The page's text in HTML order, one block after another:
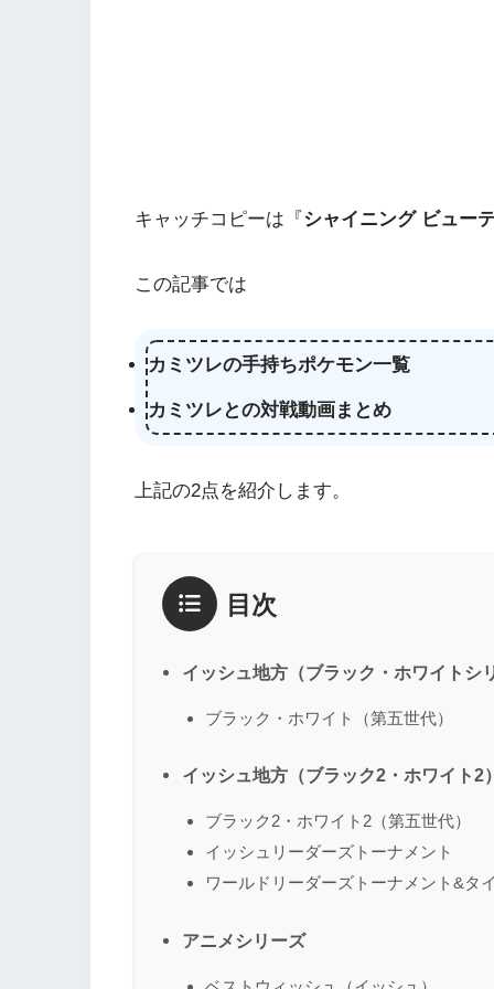
キャッチコピーは『シャイニング ビュー
この記事では
カミツレの手持ちポケモン一覧
カミツレとの対戦動画まとめ
上記の2点を紹介します。
目次
イッシュ地方（ブラック・ホワイトシ
ブラック・ホワイト（第五世代）
イッシュ地方（ブラック2・ホワイト2）
ブラック2・ホワイト2（第五世代）
イッシュリーダーズトーナメント
ワールドリーダーズトーナメント&タ
アニメシリーズ